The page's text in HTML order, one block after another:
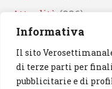
Informativa
Il sito
di terze parti per
pubblicitarie e di
Attualità (336)
Eventi(330)
Artisti (241)
News(238)